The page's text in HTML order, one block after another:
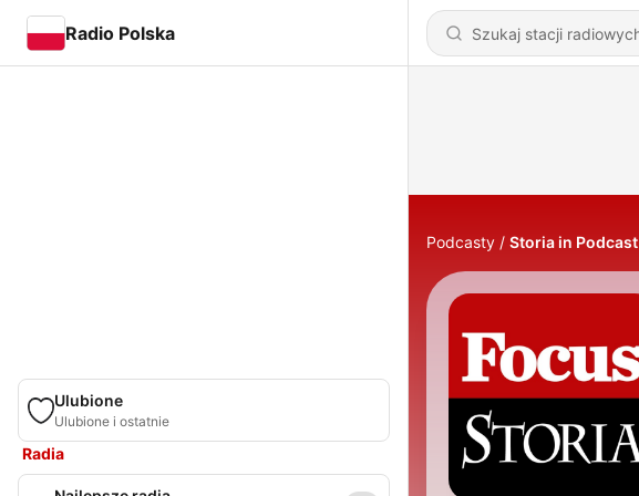
Radio Polska
Ulubione
Ulubione i ostatnie
Radia
Podcasty Storia in Podcast